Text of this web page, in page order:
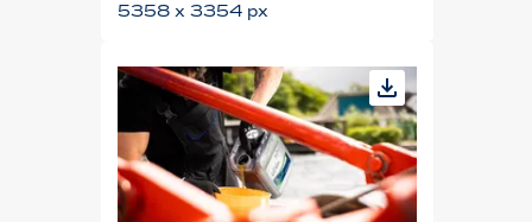
5358 x 3354 px